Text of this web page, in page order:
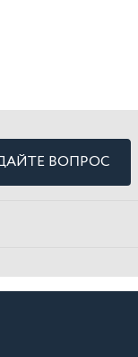
ВОПРОС